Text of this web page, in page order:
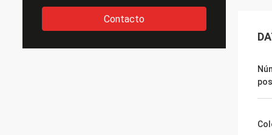
Contacto